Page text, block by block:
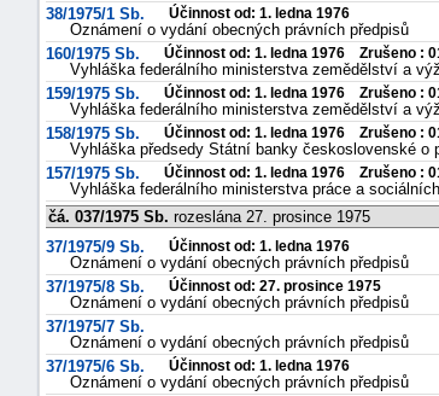
38/1975/1 Sb.
Účinnost od: 1. ledna 1976
Oznámení o vydání obecných právních předpisů
160/1975 Sb.
Účinnost od: 1. ledna 1976 Zrušeno :
Vyhláška federálního ministerstva zemědělství a
159/1975 Sb.
Účinnost od: 1. ledna 1976 Zrušeno :
Vyhláška federálního ministerstva zemědělství a
158/1975 Sb.
Účinnost od: 1. ledna 1976 Zrušeno :
Vyhláška předsedy Státní banky československé o
157/1975 Sb.
Účinnost od: 1. ledna 1976 Zrušeno :
Vyhláška federálního ministerstva práce a
čá. 037/1975 Sb. rozeslána 27. prosince 1975
37/1975/9 Sb.
Účinnost od: 1. ledna 1976
Oznámení o vydání obecných právních předpisů
37/1975/8 Sb.
Účinnost od: 27. prosince 1975
Oznámení o vydání obecných právních předpisů
37/1975/7 Sb.
Oznámení o vydání obecných právních předpisů
37/1975/6 Sb.
Účinnost od: 1. ledna 1976
Oznámení o vydání obecných právních předpisů